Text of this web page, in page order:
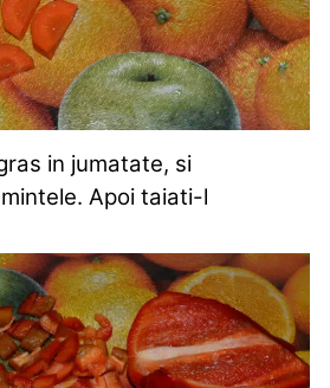
in jumatate, si
Apoi taiati-l